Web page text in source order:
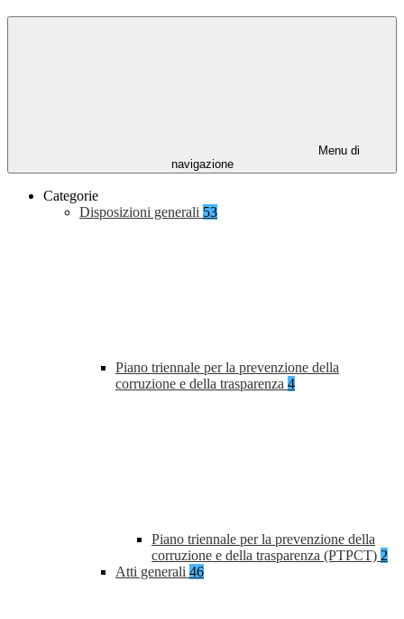
Menu di
navigazione
Categorie
Disposizioni generali 53
Piano triennale per la prevenzione della
corruzione e della trasparenza 4
Piano triennale per la prevenzione della
corruzione e della trasparenza (PTPCT) 2
Atti generali 46